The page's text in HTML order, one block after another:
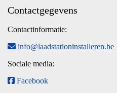
Contactgegevens
Contactinformatie:
info@laadstationinstalleren.be
Sociale media:
Facebook